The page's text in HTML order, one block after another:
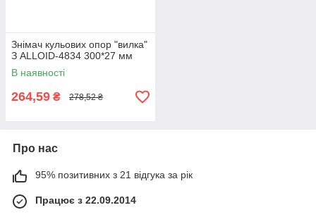
Знімач кульових опор "вилка"
З ALLOID-4834 300*27 мм
В наявності
264,59 ₴ 278,52 ₴
Про нас
95% позитивних з 21 відгука за рік
Працює з 22.09.2014